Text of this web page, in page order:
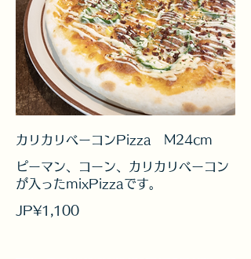
カリカリベーコンPizza M24cm
ピーマン、コーン、カリカリベーコン
が入ったmixPizzaです。
JP¥1,100